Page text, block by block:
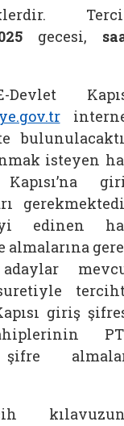
gecesi,
isteyen
edinen
giriş